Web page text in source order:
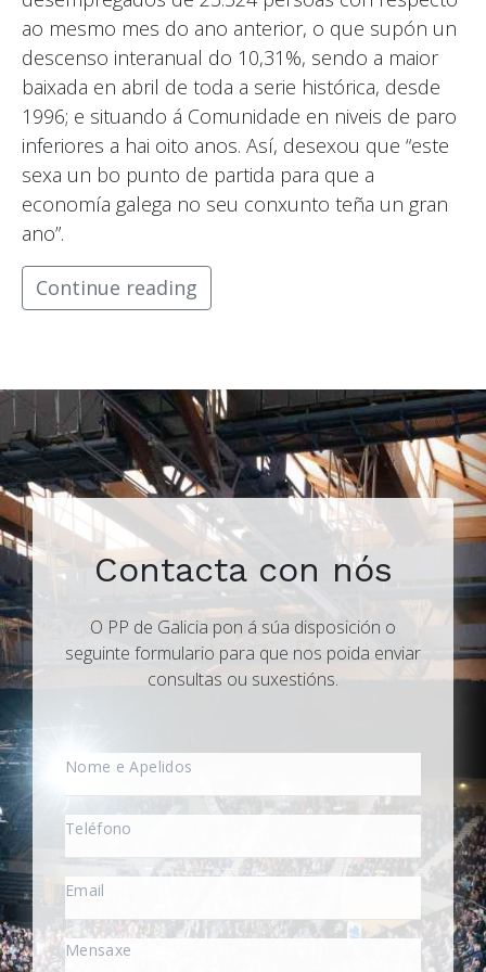
ao mesmo mes do ano anterior, o que supón un
descenso interanual do 10,31%, sendo a maior
baixada en abril de toda a serie histórica, desde
1996; e situando á Comunidade en niveis de paro
inferiores a hai oito anos. Así, desexou que “este
sexa un bo punto de partida para que a
economía galega no seu conxunto teña un gran
ano”.
Continue reading
Contacta con nós
O PP de Galicia pon á súa disposición o
seguinte formulario para que nos poida enviar
consultas ou suxestións.